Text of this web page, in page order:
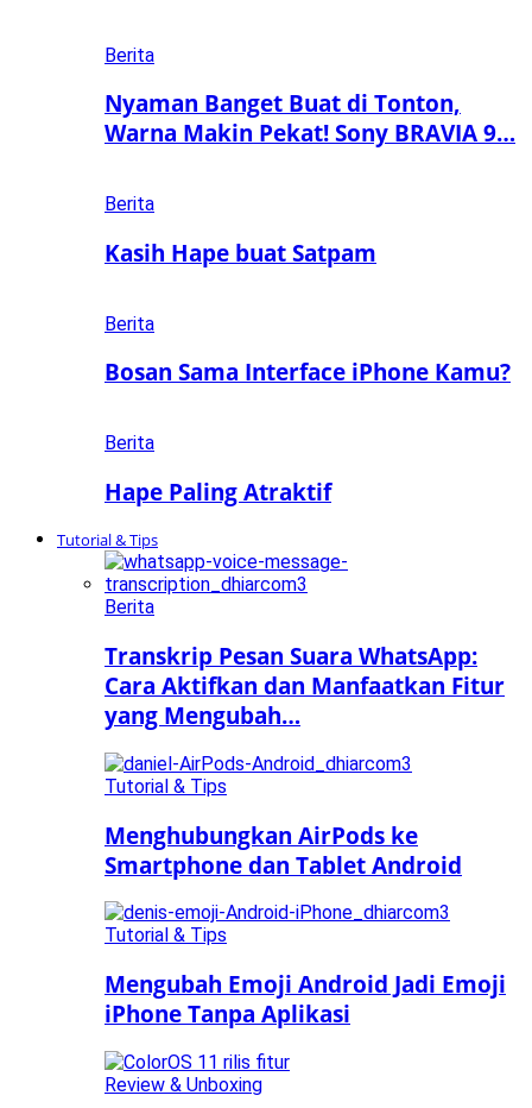
Berita
Nyaman Banget Buat di Tonton,
Warna Makin Pekat! Sony BRAVIA 9…
Berita
Kasih Hape buat Satpam
Berita
Bosan Sama Interface iPhone Kamu?
Berita
Hape Paling Atraktif
Tutorial & Tips
Berita
Transkrip Pesan Suara WhatsApp:
Cara Aktifkan dan Manfaatkan Fitur
yang Mengubah…
Tutorial & Tips
Menghubungkan AirPods ke
Smartphone dan Tablet Android
Tutorial & Tips
Mengubah Emoji Android Jadi Emoji
iPhone Tanpa Aplikasi
Review & Unboxing